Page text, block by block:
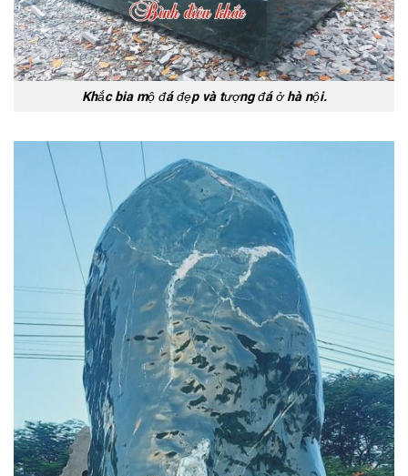
Khắc bia mộ đá đẹp và tượng đá ở hà nội.